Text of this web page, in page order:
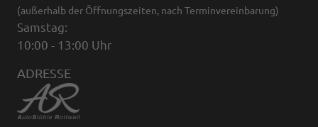
(außerhalb der Öffnungszeiten, nach Terminvereinbarung)
Samstag:
10:00 - 13:00 Uhr
ADRESSE